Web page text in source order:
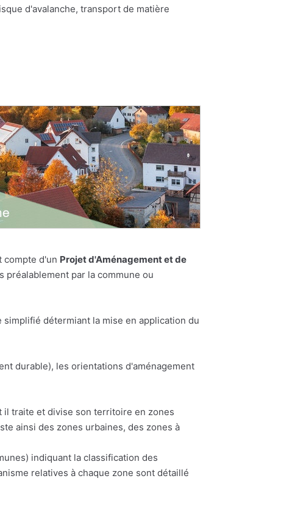
d'avalanche, transport de matière
compte d'un Projet d'Aménagement et de
par la commune ou
détermiant la mise en application du
durable), les orientations d'aménagement
il traite et divise son territoire en zones
ainsi des zones urbaines, des zones à
indiquant la classification des
relatives à chaque zone sont détaillé